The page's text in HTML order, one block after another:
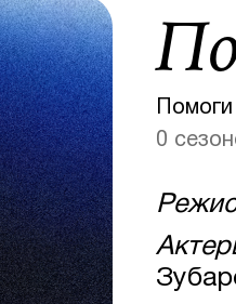
Статьи
Сериалы
Новости
Подборки
Рецензии
О нас
Авторы
0